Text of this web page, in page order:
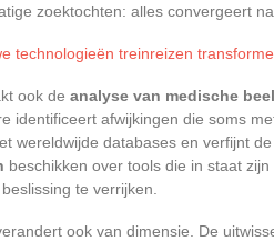
zoektochten: alles convergeert
technologieën treinreizen
ook de analyse van medische
identificeert afwijkingen die soms
wereldwijde databases en verfijnt de
beschikken over tools die in staat zijn
te verrijken.
ook van dimensie. De